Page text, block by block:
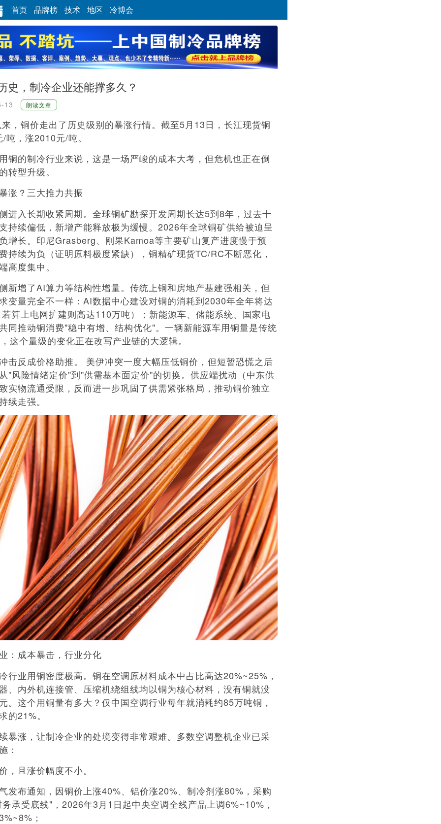
首页 品牌榜 技术 地区 冷博会
史，制冷企业还能撑多久？
13 朗读文章
铜价走出了历史级别的暴涨行情。截至5月13日，长江现货铜
，涨2010元/吨。
制冷行业来说，这是一场严峻的成本大考，但危机也正在倒
转型升级。
涨？三大推力共振
长期收紧周期。全球铜矿勘探开发周期长达5到8年，过去十
持续偏低，新增产能释放极为缓慢。2026年全球铜矿供给被迫呈
增长。印尼Grasberg、刚果Kamoa等主要矿山复产进度慢于预
持续为负（证明原料极度紧缺），铜精矿现货TC/RC不断恶化，
高度集中。
了AI算力等结构性增量。传统上铜和房地产基建强相关，但
变量完全不一样：AI数据中心建设对铜的消耗到2030年全年将达
算上电网扩建则高达110万吨）；新能源车、储能系统、国家电
同推动铜消费"稳中有增、结构优化"。一辆新能源车用铜量是传统
这个量级的变化正在改写产业链的大逻辑。
成价格助推。 美伊冲突一度大幅压低铜价，但短暂恐慌之后
"风险情绪定价"到"供需基本面定价"的切换。供应端扰动（中东供
实物流通受限，反而进一步巩固了供需紧张格局，推动铜价独立
续走强。
：成本暴击，行业分化
用铜密度极高。铜在空调原材料成本中占比高达20%~25%，
、内外机连接管、压缩机绕组线均以铜为核心材料，没有铜就没
。这个用铜量有多大？仅中国空调行业每年就消耗约85万吨铜，
的21%。
，让制冷企业的处境变得非常艰难。多数空调整机企业已采
：
且涨价幅度不小。
通知，因铜价上涨40%、铝价涨20%、制冷剂涨80%，采购
承受底线"，2026年3月1日起中央空调全线产品上调6%~10%，
；